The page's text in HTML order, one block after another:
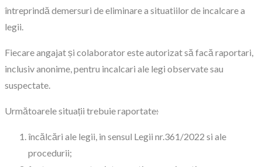
întreprindă demersuri de eliminare a situatiilor de incalcare a
legii.
Fiecare angajat și colaborator este autorizat să facă raportari,
inclusiv anonime, pentru incalcari ale legi observate sau
suspectate.
Următoarele situații trebuie raportate:
încălcări ale legii, in sensul Legii nr.361/2022 si ale
procedurii;